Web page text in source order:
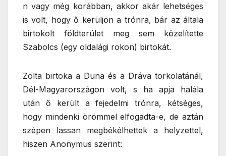
n vagy még korábban, akkor akár lehetséges
is volt, hogy ő kerüljön a trónra, bár az általa
birtokolt földterület meg sem közelítette
Szabolcs (egy oldalági rokon) birtokát.
Zolta birtoka a Duna és a Dráva torkolatánál,
Dél-Magyarországon volt, s ha apja halála
után ő került a fejedelmi trónra, kétséges,
hogy mindenki örömmel elfogadta-e, de aztán
szépen lassan megbékélhettek a helyzettel,
hiszen Anonymus szerint: